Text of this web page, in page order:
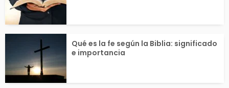
Qué es la fe según la Biblia: significado
e importancia